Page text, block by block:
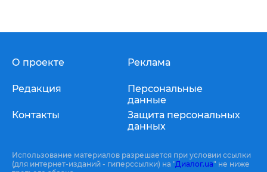
О проекте
Редакция
Контакты
Реклама
Персональные
данные
Защита персональных
данных
Использование материалов разрешается при условии ссылки
(для интернет-изданий - гиперссылки) на "Диалог.ua" не ниже